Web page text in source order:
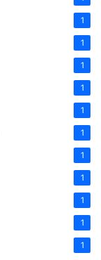
1
1
1
1
1
1
1
1
1
1
1